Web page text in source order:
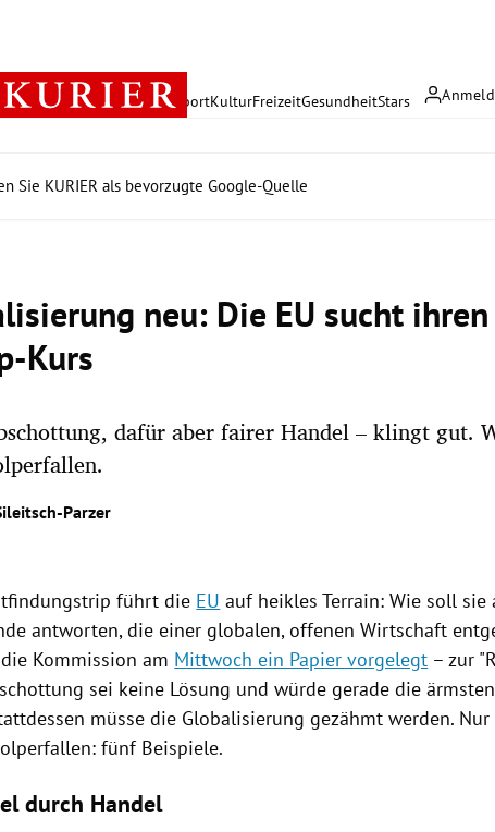
Österreich PolitikWirtschaft SportKulturFreizeitGesundheitStars
Sie KURIER als bevorzugte Google-Quelle
neu: Die EU sucht
Kurs
dafür aber fairer Handel – klingt gut.
Parzer
führt die EU auf heikles Terrain: Wie soll sie
antworten, die einer globalen, offenen Wirtschaft
Kommission am Mittwoch ein Papier vorgelegt – zur
sei keine Lösung und würde gerade die
müsse die Globalisierung gezähmt werden.
: fünf Beispiele.
durch Handel